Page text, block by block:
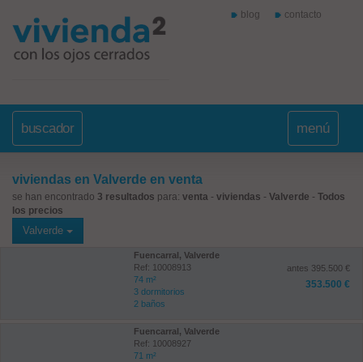
blog contacto
buscador menú
viviendas en Valverde en venta
se han encontrado 3 resultados para: venta - viviendas - Valverde - Todos
los precios
Valverde
Fuencarral, Valverde
Ref: 10008913
74 m²
3 dormitorios
2 baños
antes 395.500 €
353.500 €
Fuencarral, Valverde
Ref: 10008927
71 m²